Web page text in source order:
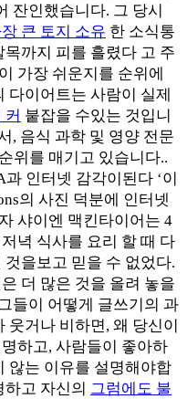
잔인했습니다. 그 당시
큰 토지 소유 한 소식통
까지 피를 흘렸다 고 주
가장 쉬운지를 순위에
다이어트는 사람이 실제
커 붙잡을 수있는 것입니
, 음식 과학 및 영양 전문
위를 매기고 있습니다..
인터넷 감각이된다 ‘이
의 사진 덕분에 인터넷
샤이엔 맥킨타이어는 4
녁 식사를 요리 할 때 다
을보고 믿을 수 없었다.
더 많은 것을 올려 놓을
들이 어떻게 글쓰기의 과
웃거나 비하면, 왜 당신이
하고, 사람들이 좋아하
않는 이유를 설명해야합
고 자신의 그럼에도 불